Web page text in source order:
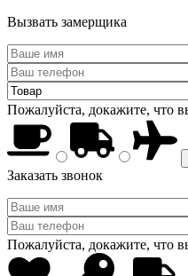
Вызвать замерщика
Пожалуйста, докажите, что
Заказать звонок
Пожалуйста, докажите, что